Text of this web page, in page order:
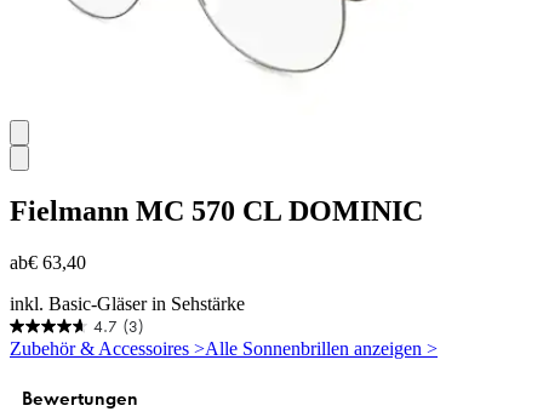
Fielmann MC 570 CL DOMINIC
ab€ 63,40
inkl. Basic-Gläser in Sehstärke
4.7 (3)
4.7
von
Sternen.
Zubehör & Accessoires >Alle Sonnenbrillen anzeigen >